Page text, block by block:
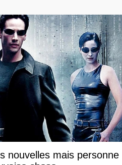
nouvelles mais personne